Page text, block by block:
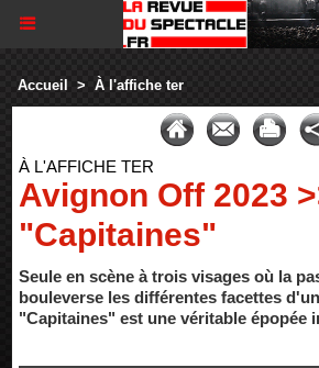
Accueil > À l'affiche ter
À L'AFFICHE TER
Avignon Off 2023
"Capitaines"
Seule en scène à trois visages où la
bouleverse les différentes facettes
"Capitaines" est une véritable épopée